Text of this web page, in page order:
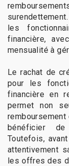
les
financière,
mensualité à
Le rachat de
pour les
financière en
permet non
bénéficier de
Toutefois,
attentivement
les offres des